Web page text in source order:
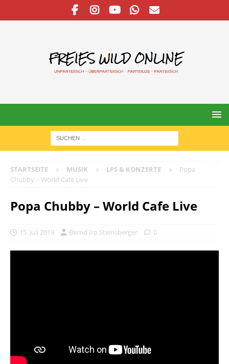
STARTSEITE MUSIK LPS & KONZERTE
Popa
Chubby – World Cafe Live
Popa Chubby – World Cafe Live
15. Juli 2019 Bernd Iro Steinsberger 0